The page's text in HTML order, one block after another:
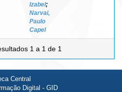
Izabel;
Narvai,
Paulo
Capel
1 a 1 de 1
Central
Digital - GID